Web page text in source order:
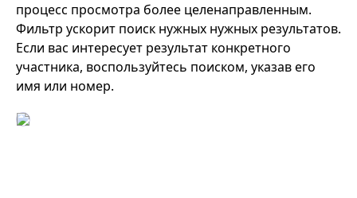
процесс просмотра более целенаправленным.
Фильтр ускорит поиск нужных нужных результатов.
Если вас интересует результат конкретного
участника, воспользуйтесь поиском, указав его
имя или номер.